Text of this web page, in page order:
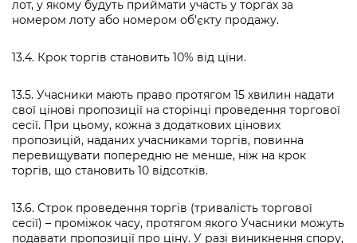
лот, у якому будуть приймати участь у торгах за
номером лоту або номером об’єкту продажу.
13.4. Крок торгів становить 10% від ціни.
13.5. Учасники мають право протягом 15 хвилин надати
свої цінові пропозиції на сторінці проведення торгової
сесії. При цьому, кожна з додаткових цінових
пропозицій, наданих учасниками торгів, повинна
перевищувати попередню не менше, ніж на крок
торгів, що становить 10 відсотків.
13.6. Строк проведення торгів (тривалість торгової
сесії) – проміжок часу, протягом якого Учасники можуть
подавати пропозиції про ціну. У разі виникнення спору,